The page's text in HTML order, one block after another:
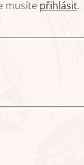
musíte přihlásit.